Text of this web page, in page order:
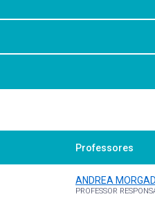
cartesianas, lugares
Professores
ANDREA
PROFESSOR